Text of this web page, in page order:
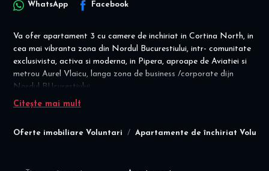
Oferte imobiliare Voluntari Apartamente de închiriat
WhatsApp Facebook
Va ofer apartament 3 cu camere de inchiriat in Cortina North, in
cea mai vibranta zona din Nordul Bucurestiului, intr- comunitate
exclusivista, activa si moderna, in Pipera, aproape de Aviatiei si
metrou Aurel Vlaicu, langa zona de business /corporate dijn
Nordul BUcurestiului.
Prima inchiriere! Disponibilitate imediata! Gata de mutat !
Conditii inchiriere: pret chirie 1200 eur/luna cu loc parcare inclus; 1
- NU se fumeaza in interiorul apartamentului
Citește mai mult